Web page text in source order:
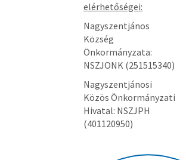
elérhetőségei:
Nagyszentjános
Község
Önkormányzata:
NSZJONK (251515340)
Nagyszentjánosi
Közös Önkormányzati
Hivatal: NSZJPH
(401120950)